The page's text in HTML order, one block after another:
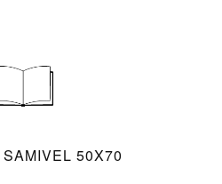
50X70